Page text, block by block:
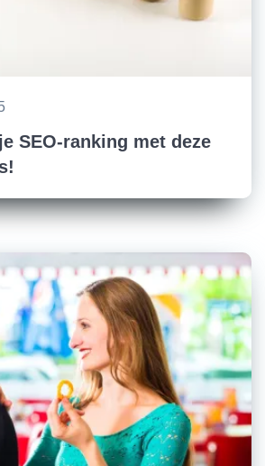
SEO-ranking met deze